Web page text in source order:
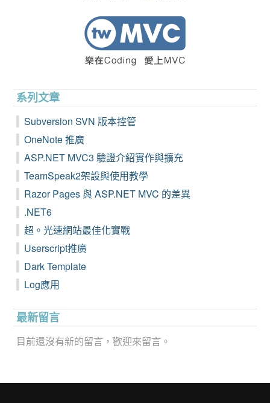
系列文章
Subversion SVN 版本控管
OneNote 推廣
ASP.NET MVC3 驗證介紹實作與擴充
TeamSpeak2架設與使用教學
Razor Pages 與 ASP.NET MVC 的差異
.NET6
超。光速網站最佳化實戰
Userscript推廣
Dark Template
Log應用
最新留言
目前還沒有新的留言，歡迎來留言。